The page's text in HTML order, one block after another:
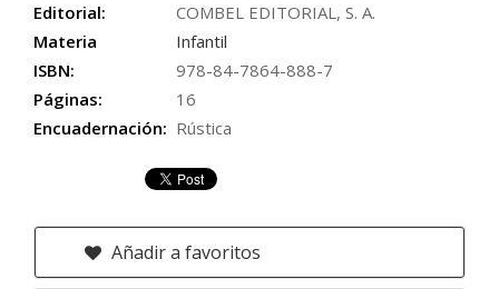
Editorial:
COMBEL EDITORIAL, S. A.
Materia
Infantil
ISBN:
978-84-7864-888-7
Páginas:
16
Encuadernación: Rústica
Añadir a favoritos